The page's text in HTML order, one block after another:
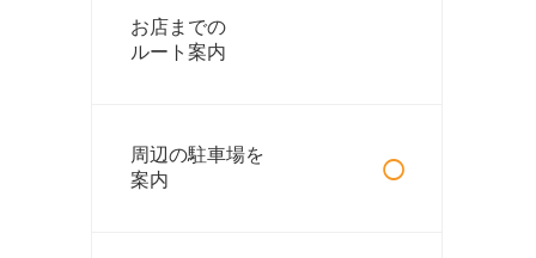
お店までの
ルート案内
周辺の駐車場を
案内
○